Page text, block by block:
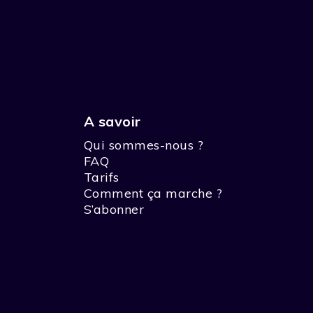
A savoir
Qui sommes-nous ?
FAQ
Tarifs
Comment ça marche ?
S’abonner